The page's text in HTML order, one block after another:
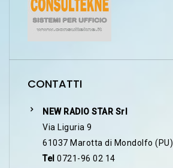
CONTATTI
NEW RADIO STAR Srl
Via Liguria 9
61037 Marotta di Mondolfo (PU)
Tel 0721-96 02 14